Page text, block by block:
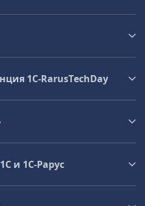
1C‑RarusTechDay
и 1С‑Рарус